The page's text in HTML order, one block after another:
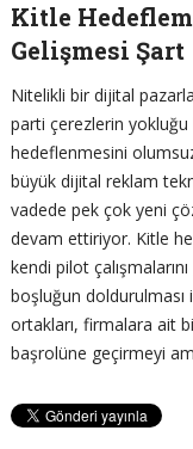
Kitle
Gelişmesi Şart
Nitelikli bir dijital
parti çerezlerin yokluğu
hedeflenmesini
büyük dijital reklam
vadede pek çok yeni
devam ettiriyor. Kitle
kendi pilot
boşluğun doldurulması
ortakları, firmalara ait
başrolüne geçirmeyi